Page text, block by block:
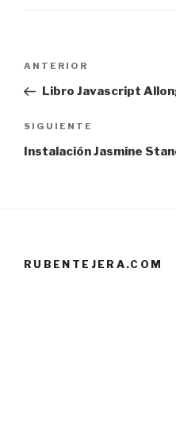
entradas
Entrada
anterior:
ANTERIOR
Libro Javascript
Siguiente
entrada
SIGUIENTE
Instalación Jasmine
RUBENTEJERA.COM